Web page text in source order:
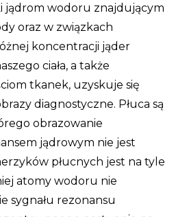
jądrom wodoru znajdującym
oraz w związkach
koncentracji jąder
ciała, a także
tkanek, uzyskuje się
diagnostyczne. Płuca są
obrazowanie
jądrowym nie jest
płucnych jest na tyle
atomy wodoru nie
sygnału rezonansu